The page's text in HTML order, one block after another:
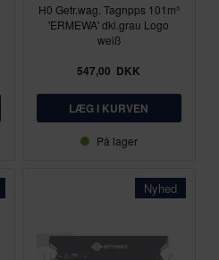
H0 Getr.wag. Tagnpps 101m³
'ERMEWA' dkl.grau Logo
weiß
547,00 DKK
På lager
Nyhed